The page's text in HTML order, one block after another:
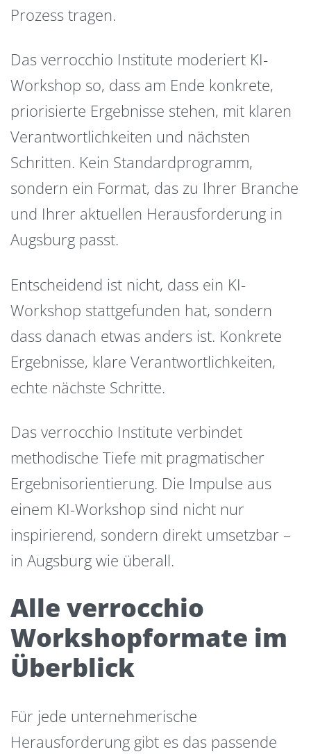
Prozess tragen.
Das verrocchio Institute moderiert KI-
Workshop so, dass am Ende konkrete,
priorisierte Ergebnisse stehen, mit klaren
Verantwortlichkeiten und nächsten
Schritten. Kein Standardprogramm,
sondern ein Format, das zu Ihrer Branche
und Ihrer aktuellen Herausforderung in
Augsburg passt.
Entscheidend ist nicht, dass ein KI-
Workshop stattgefunden hat, sondern
dass danach etwas anders ist. Konkrete
Ergebnisse, klare Verantwortlichkeiten,
echte nächste Schritte.
Das verrocchio Institute verbindet
methodische Tiefe mit pragmatischer
Ergebnisorientierung. Die Impulse aus
einem KI-Workshop sind nicht nur
inspirierend, sondern direkt umsetzbar –
in Augsburg wie überall.
Alle verrocchio
Workshopformate im
Überblick
Für jede unternehmerische
Herausforderung gibt es das passende